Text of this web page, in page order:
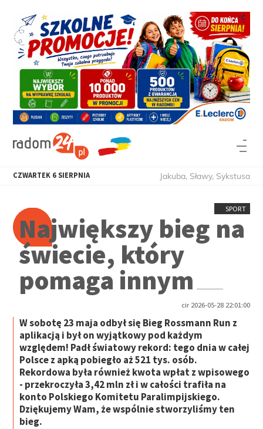
CZWARTEK 6 SIERPNIA Jakuba, Sławy, Sykstusa
SPORT
Największy bieg na
świecie, który
pomaga innym
cir 2026-05-28 22:01:00
W sobotę 23 maja odbył się Bieg Rossmann Run z
aplikacją i był on wyjątkowy pod każdym
względem! Padł światowy rekord: tego dnia w całej
Polsce z apką pobiegło aż 521 tys. osób.
Rekordowa była również kwota wpłat z wpisowego
- przekroczyła 3,42 mln zł i w całości trafiła na
konto Polskiego Komitetu Paralimpijskiego.
Dziękujemy Wam, że wspólnie stworzyliśmy ten
bieg.